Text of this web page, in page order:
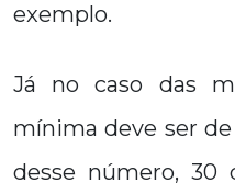
exemplo.
Já no caso das
mínima deve ser
desse número, 30